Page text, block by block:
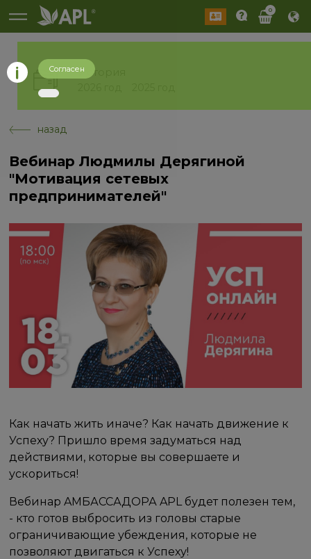
0
История
назад
Вебинар Людмилы Дерягиной
"Мотивация сетевых
предпринимателей"
Как начать жить иначе? Как начать движение к
Успеху? Пришло время задуматься над
действиями, которые вы совершаете и
ускориться!
Вебинар AMБАССАДОРА APL будет полезен тем,
- кто готов выбросить из головы старые
ограничивающие убеждения, которые не
позволяют двигаться к Успеху!
Согласен